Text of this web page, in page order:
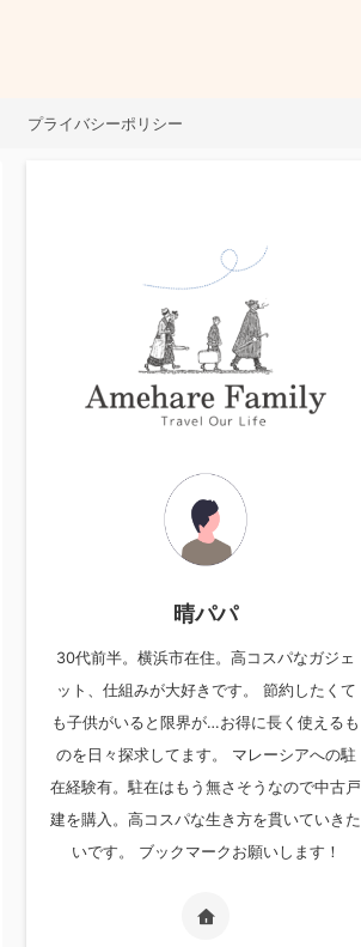
プライバシーポリシー
晴パパ
30代前半。横浜市在住。高コスパなガジェ
ット、仕組みが大好きです。 節約したくて
も子供がいると限界が…お得に長く使えるも
のを日々探求してます。 マレーシアへの駐
在経験有。駐在はもう無さそうなので中古戸
建を購入。高コスパな生き方を貫いていきた
いです。 ブックマークお願いします！